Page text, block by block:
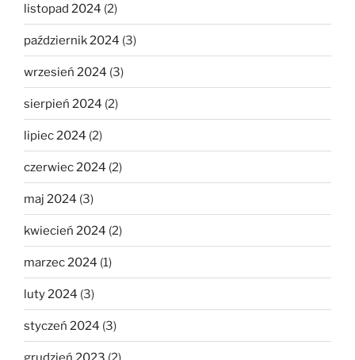
listopad 2024 (2)
październik 2024 (3)
wrzesień 2024 (3)
sierpień 2024 (2)
lipiec 2024 (2)
czerwiec 2024 (2)
maj 2024 (3)
kwiecień 2024 (2)
marzec 2024 (1)
luty 2024 (3)
styczeń 2024 (3)